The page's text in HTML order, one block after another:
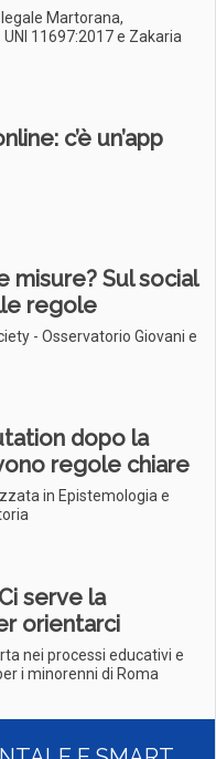
Martorana,
11697:2017 e Zakaria
c’è un’app
misure? Sul social
regole
- Osservatorio Giovani e
dopo la
regole chiare
in Epistemologia e
serve la
orientarci
nei processi educativi e
i minorenni di Roma